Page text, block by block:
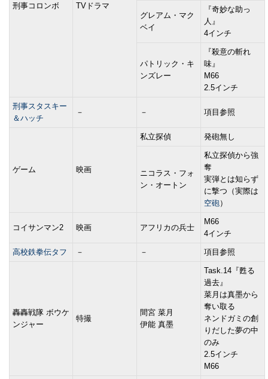
刑事コロンボ TVドラマ
グレアム・マク
ベイ
『奇妙な助っ
人』
4インチ
パトリック・キ
ンズレー
『殺意の斬れ
味』
M66
2.5インチ
刑事スタスキー
＆ハッチ
－ － 項目参照
ゲーム 映画
私立探偵 発砲無し
ニコラス・フォ
ン・オートン
私立探偵から強
奪
実弾とは知らず
に撃つ（実際は
空砲）
コイサンマン2 映画 アフリカの兵士
M66
4インチ
高校鉄拳伝タフ － － 項目参照
轟轟戦隊 ボウケ
ンジャー
特撮
間宮 菜月
伊能 真墨
Task.14『甦る
過去』
菜月は真墨から
奪い取る
ネンドガミの創
りだした夢の中
のみ
2.5インチ
M66